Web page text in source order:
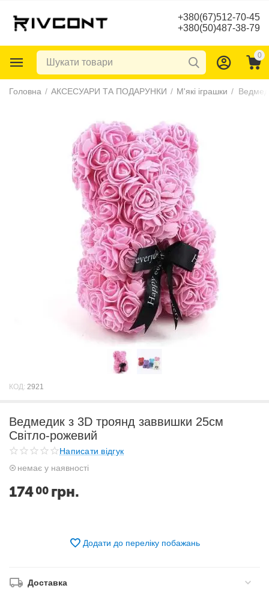
+380(67)512-70-45
+380(50)487-38-79
0
Головна / АКСЕСУАРИ ТА ПОДАРУНКИ / М'які іграшки /
КОД: 2921
Ведмедик з 3D троянд заввишки 25см
Світло-рожевий
Написати відгук
немає у наявності
17400 грн.
Додати до переліку побажань
Доставка